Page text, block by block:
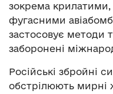
зокрема
фугасними
застосовує методи
заборонені
Російські збройні
обстрілюють мирні